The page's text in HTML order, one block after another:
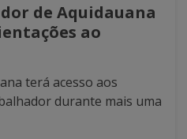
de Aquidauana
ao
terá acesso aos
durante mais uma